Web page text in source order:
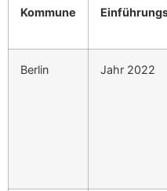
Kommune
Berlin Jahr 2022